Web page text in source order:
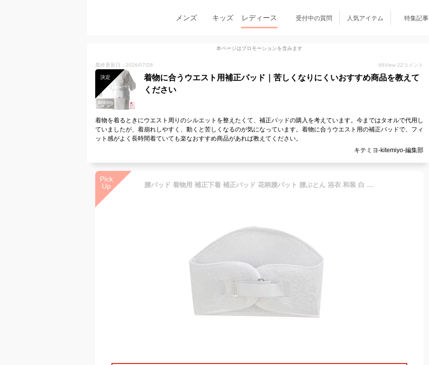
メンズ キッズ レディース 受付中の質問 人気アイテム 特集記事
本ページはプロモーションを含みます
最終更新日：2026/07/28 66View 22 コメント
決定
着物に合うウエスト用補正パッド｜苦しくなりにくいおすすめ商品を教えて
ください
着物を着るときにウエスト周りのシルエットを整えたくて、補正パッドの購入を考えています。今まではタオルで代用し
ていましたが、着崩れしやすく、動くと苦しくなるのが気になっています。着物に合うウエスト用の補正パッドで、フィ
ット感がよく長時間着ていても楽なおすすめ商品があれば教えてください。
キテミヨ-kitemiyo-編集部
Pick
Up
腰パッド 着物用 補正下着 補正パッド 花柄腰パット 腰ぶとん 浴衣 和装 白 涼しい ウエストパッド 着付小物